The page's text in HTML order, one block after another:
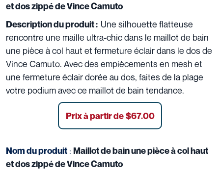
et dos zippé de Vince Camuto
Description du produit : Une silhouette flatteuse
rencontre une maille ultra-chic dans le maillot de bain
une pièce à col haut et fermeture éclair dans le dos de
Vince Camuto. Avec des empiècements en mesh et
une fermeture éclair dorée au dos, faites de la plage
votre podium avec ce maillot de bain tendance.
Prix ​​à partir de $67.00
Nom du produit : Maillot de bain une pièce à col haut
et dos zippé de Vince Camuto